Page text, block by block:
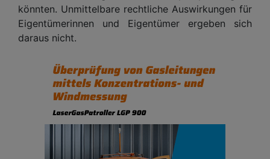
könnten. Unmittelbare rechtliche Auswirkungen für
Eigentümerinnen und Eigentümer ergeben sich
daraus nicht.